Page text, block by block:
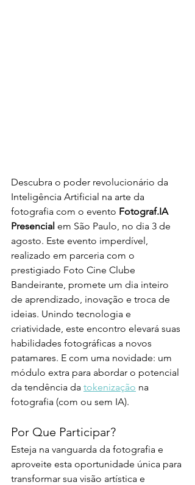
Descubra o poder revolucionário da
Inteligência Artificial na arte da
fotografia com o evento Fotograf.IA
Presencial em São Paulo, no dia 3 de
agosto. Este evento imperdível,
realizado em parceria com o
prestigiado Foto Cine Clube
Bandeirante, promete um dia inteiro
de aprendizado, inovação e troca de
ideias. Unindo tecnologia e
criatividade, este encontro elevará suas
habilidades fotográficas a novos
patamares. E com uma novidade: um
módulo extra para abordar o potencial
da tendência da tokenização na
fotografia (com ou sem IA).
Por Que Participar?
Esteja na vanguarda da fotografia e
aproveite esta oportunidade única para
transformar sua visão artística e